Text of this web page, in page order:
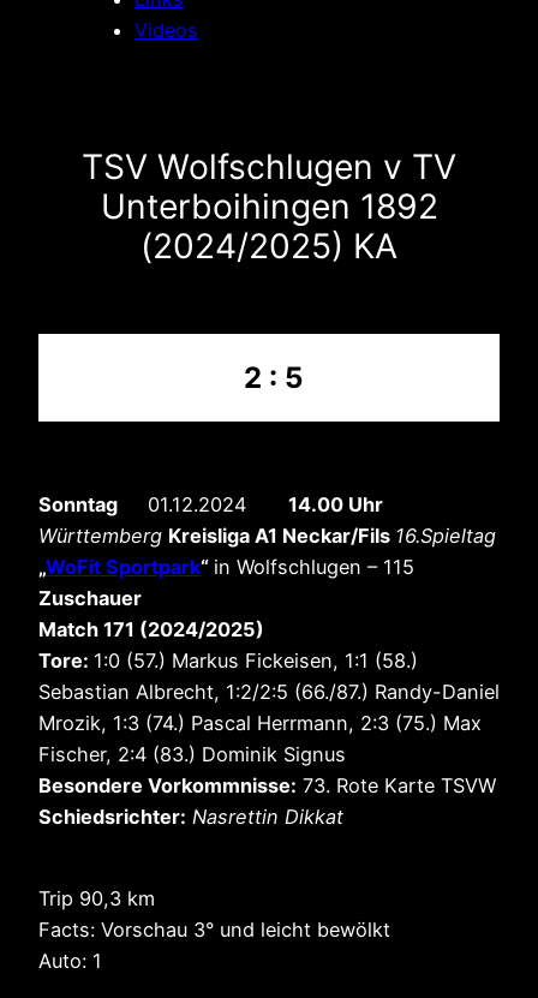
Videos
TSV Wolfschlugen v TV
Unterboihingen 1892
(2024/2025) KA
2 : 5
Sonntag 01.12.2024 14.00 Uhr
Württemberg Kreisliga A1 Neckar/Fils 16.Spieltag
„WoFit Sportpark“ in Wolfschlugen – 115
Zuschauer
Match 171 (2024/2025)
Tore: 1:0 (57.) Markus Fickeisen, 1:1 (58.)
Sebastian Albrecht, 1:2/2:5 (66./87.) Randy-Daniel
Mrozik, 1:3 (74.) Pascal Herrmann, 2:3 (75.) Max
Fischer, 2:4 (83.) Dominik Signus
Besondere Vorkommnisse: 73. Rote Karte TSVW
Schiedsrichter: Nasrettin Dikkat
Trip 90,3 km
Facts: Vorschau 3° und leicht bewölkt
Auto: 1